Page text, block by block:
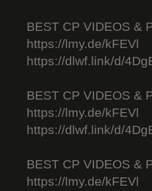
BEST CP VIDEOS &
https://lmy.de/kFEVl
https://dlwf.link/d/
BEST CP VIDEOS &
https://lmy.de/kFEVl
https://dlwf.link/d/
BEST CP VIDEOS &
https://lmy.de/kFEVl